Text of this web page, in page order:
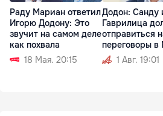
Раду Мариан ответил
Игорю Додону: Это
звучит на самом деле
как похвала
18 Мая. 20:15
Додон: Санду
Гаврилица
отправиться
переговоры в
1 Авг. 19:01